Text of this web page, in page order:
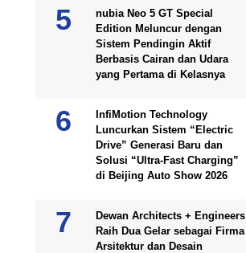
nubia Neo 5 GT Special
Edition Meluncur dengan
Sistem Pendingin Aktif
Berbasis Cairan dan Udara
yang Pertama di Kelasnya
InfiMotion Technology
Luncurkan Sistem “Electric
Drive” Generasi Baru dan
Solusi “Ultra-Fast Charging”
di Beijing Auto Show 2026
Dewan Architects + Engineers
Raih Dua Gelar sebagai Firma
Arsitektur dan Desain